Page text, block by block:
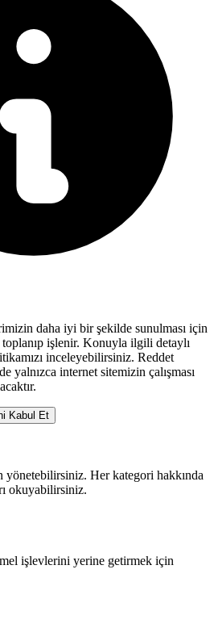
daha iyi bir şekilde sunulması için
işlenir. Konuyla ilgili detaylı
inceleyebilirsiniz. Reddet
yalnızca internet sitemizin çalışması
Kabul Et
yönetebilirsiniz. Her kategori hakkında
okuyabilirsiniz.
işlevlerini yerine getirmek için